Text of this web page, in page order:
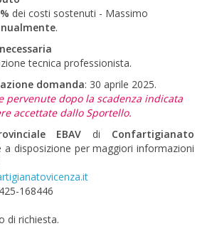
dei costi sostenuti - Massimo
.
tecnica professionista.
domanda: 30 aprile 2025.
pervenute dopo la scadenza indicata
accettate dallo Sportello.
EBAV di Confartigianato
a disposizione per maggiori informazioni
168446
di richiesta.